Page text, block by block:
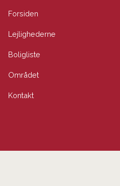
Forsiden
Lejlighederne
Boligliste
Området
Kontakt